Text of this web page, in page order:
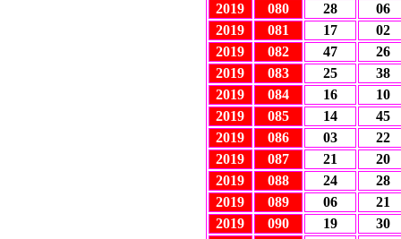
2019
080 28
06
2019
081 17
02
2019
082 47
26
2019
083 25
38
2019
084 16
10
2019
085 14
45
2019
086 03
22
2019
087 21
20
2019
088 24
28
2019
089 06
21
2019
090 19
30